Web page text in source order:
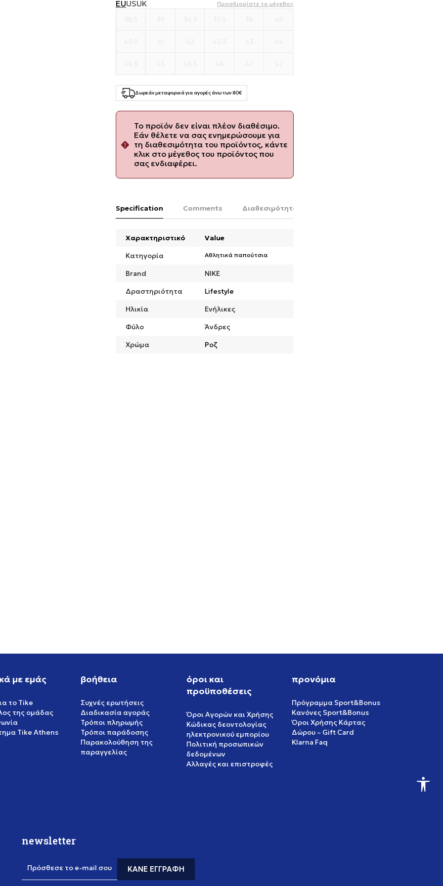
EUUSUK Προσδιορίστε το μέγεθος
Δωρεάν μεταφορικά για αγορές άνω των 80€
Το προϊόν δεν είναι πλέον διαθέσιμο.
Εάν θέλετε να σας ενημερώσουμε για
τη διαθεσιμότητα του προϊόντος, κάντε
κλικ στο μέγεθος του προϊόντος που
σας ενδιαφέρει.
Specification Comments Διαθεσιμότητα στο κατάστημα
Χαρακτηριστικό
Value
Κατηγορία
Αθλητικά παπούτσια
Brand
NIKE
Δραστηριότητα
Lifestyle
Ηλικία
Ενήλικες
Φύλο
Άνδρες
Χρώμα
Ροζ
με εμάς
το Tike
της ομάδας
Tike Athens
βοήθεια
Συχνές ερωτήσεις
Διαδικασία αγοράς
Τρόποι πληρωμής
Τρόποι παράδοσης
Παρακολούθηση της
παραγγελίας
όροι και
προϋποθέσεις
Όροι Αγορών και Χρήσης
Κώδικας δεοντολογίας
ηλεκτρονικού εμπορίου
Πολιτική προσωπικών
δεδομένων
Αλλαγές και επιστροφές
προνόμια
Πρόγραμμα Sport&Bonus
Κανόνες Sport&Bonus
Όροι Χρήσης Κάρτας
Δώρου – Gift Card
Klarna Faq
newsletter
Πρόσθεσε το e-mail σου ΚΆΝΕ ΕΓΓΡΑΦΉ